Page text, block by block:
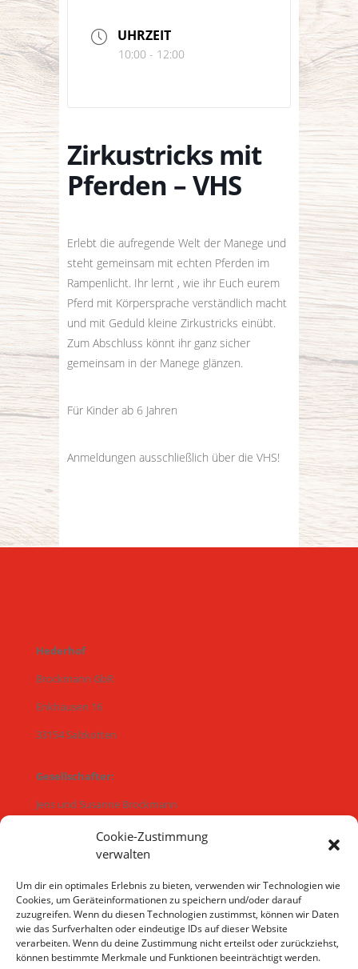
Cookie-Zustimmung
verwalten
Um dir ein optimales Erlebnis zu bieten, verwenden wir Technologien wie
Cookies, um Geräteinformationen zu speichern und/oder darauf
zuzugreifen. Wenn du diesen Technologien zustimmst, können wir Daten
wie das Surfverhalten oder eindeutige IDs auf dieser Website
verarbeiten. Wenn du deine Zustimmung nicht erteilst oder zurückziehst,
können bestimmte Merkmale und Funktionen beeinträchtigt werden.
UHRZEIT
10:00 - 12:00
Zirkustricks mit
Pferden – VHS
Erlebt die aufregende Welt der Manege und
steht gemeinsam mit echten Pferden im
Rampenlicht. Ihr lernt , wie ihr Euch eurem
Pferd mit Körpersprache verständlich macht
und mit Geduld kleine Zirkustricks einübt.
Zum Abschluss könnt ihr ganz sicher
gemeinsam in der Manege glänzen.
Für Kinder ab 6 Jahren
Anmeldungen ausschließlich über die VHS!
Hederhof
Brockmann GbR
Enkhausen 16
33154 Salzkotten
Gesellschafter:
Jens und Susanne Brockmann
Maria Brockmann
Alena Brockmann
E-Mail:Hederhof@gmx.de
Tel.:05258/9914825